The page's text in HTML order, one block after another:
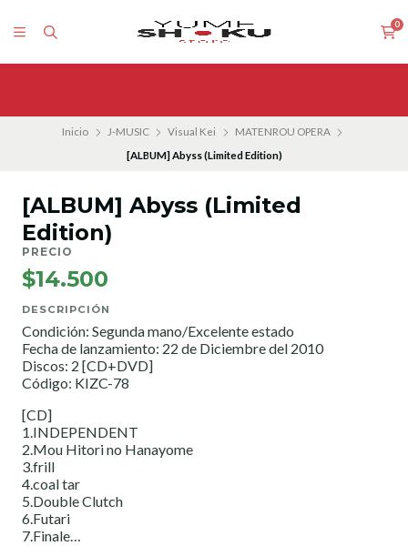
0
Inicio J-MUSIC Visual Kei
MATENROU OPERA
[ALBUM] Abyss (Limited Edition)
[ALBUM] Abyss (Limited
Edition)
PRECIO
$14.500
DESCRIPCIÓN
Condición: Segunda mano/Excelente estado
Fecha de lanzamiento: 22 de Diciembre del 2010
Discos: 2 [CD+DVD]
Código: KIZC-78
[CD]
1.INDEPENDENT
2.Mou Hitori no Hanayome
3.frill
4.coal tar
5.Double Clutch
6.Futari
7.Finale…